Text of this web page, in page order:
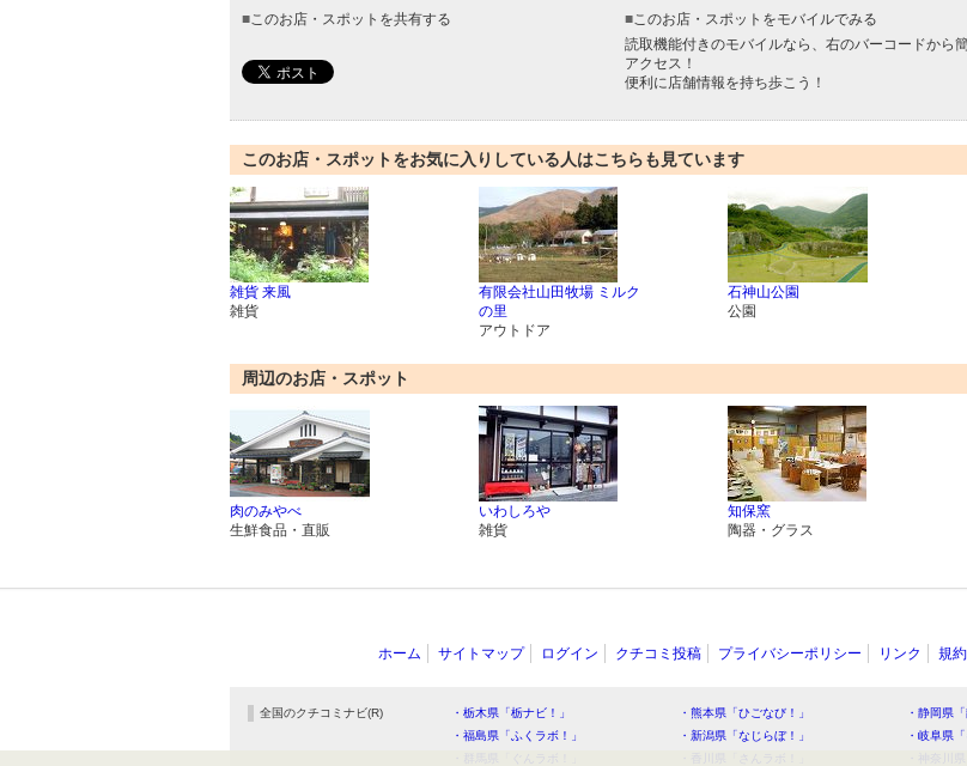
■ このお店・スポットを共有する ■ このお店・スポットをモバイルでみる
読取機能付きのモバイルなら、右のバーコードから
アクセス！
便利に店舗情報を持ち歩こう！
このお店・スポットをお気に入りしている人はこちらも見ています
雑貨 来風
雑貨
有限会社山田牧場 ミルク
の里
アウトドア
石神山公園
公園
周辺のお店・スポット
肉のみやべ
生鮮食品・直販
いわしろや
雑貨
知保窯
陶器・グラス
ホーム サイトマップ ログイン クチコミ投稿 プライバシーポリシー リンク 規約
全国のクチコミナビ(R) ・栃木県「栃ナビ！」 ・熊本県「ひごなび！」 ・静岡県
・福島県「ふくラボ！」
・新潟県「なじらぼ！」 ・岐阜県